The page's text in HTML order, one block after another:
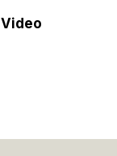
Video